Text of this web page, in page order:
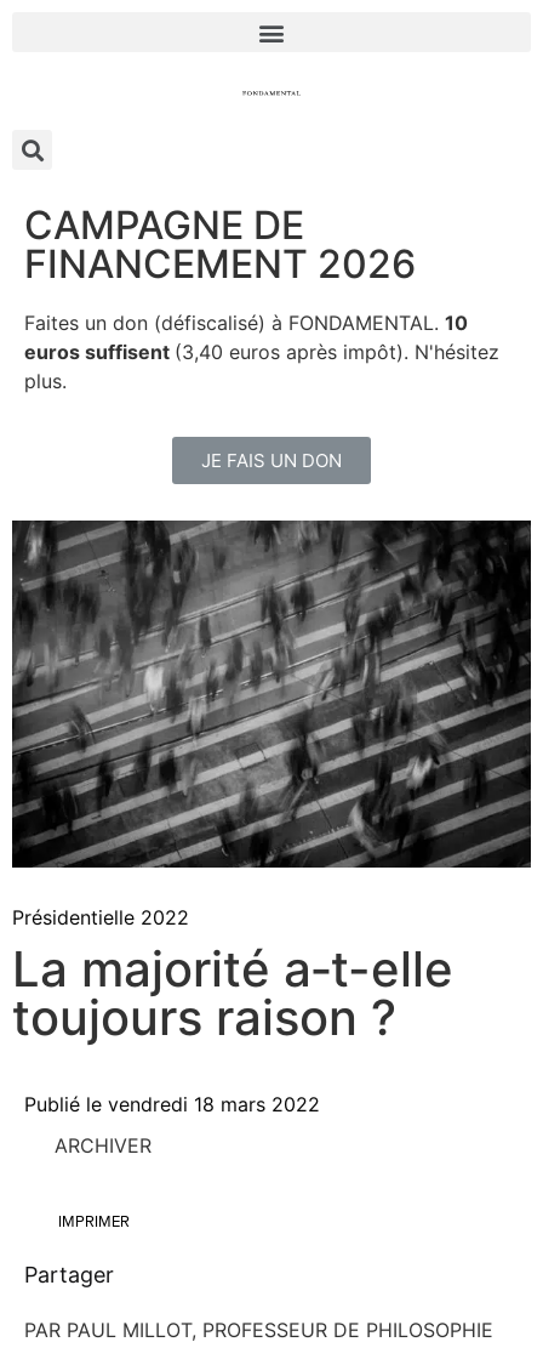
CAMPAGNE DE
FINANCEMENT 2026
Faites un don (défiscalisé) à FONDAMENTAL. 10
euros suffisent (3,40 euros après impôt). N'hésitez
plus.
JE FAIS UN DON
Présidentielle 2022
La majorité a‑t-elle
toujours raison ?
Publié le vendredi 18 mars 2022
ARCHIVER
IMPRIMER
Partager
PAR PAUL MILLOT, PROFESSEUR DE PHILOSOPHIE